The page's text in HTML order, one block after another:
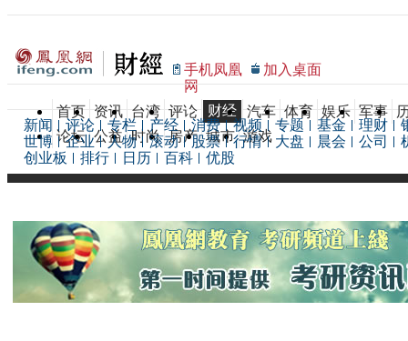
手机凤凰
网
加入桌面
首页 资讯 台湾 评论 财经 汽车 体育 娱乐 军事
论坛 公益 时尚 房产 城市 游戏
新闻 评论 专栏 产经 消费 视频 专题 基金 理财
世博
企业 人物 滚动 股票 行情 大盘 晨会 公司
创业板
排行 日历 百科 优股